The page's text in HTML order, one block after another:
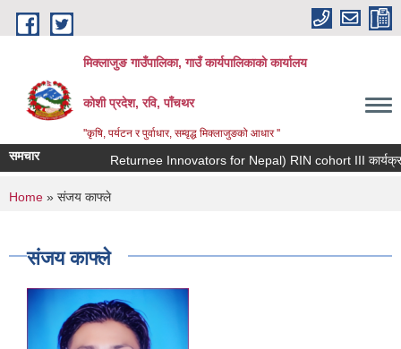
Skip to main content
मिक्लाजुङ गाउँपालिका, गाउँ कार्यपालिकाकाे कार्यालय
कोशी प्रदेश, रवि, पाँचथर
''कृषि, पर्यटन र पुर्वाधार, सम्वृद्ध मिक्लाजुङको आधार ''
समचार
You are here
Home » संजय काफ्ले
संजय काफ्ले